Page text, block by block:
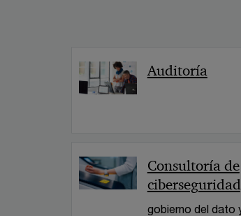
Auditoría
Consultoría de
gobierno del dato